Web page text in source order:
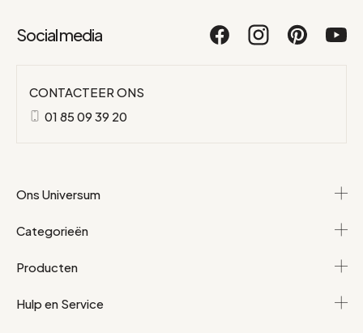
Social media
CONTACTEER ONS
01 85 09 39 20
Ons Universum
Categorieën
Producten
Hulp en Service